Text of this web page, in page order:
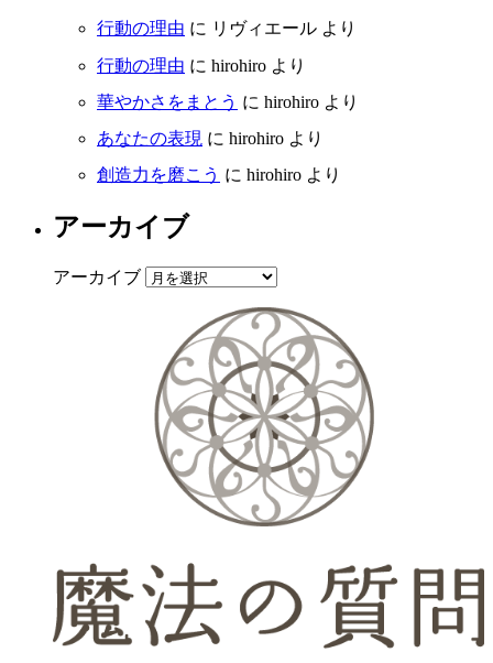
行動の理由 に リヴィエール より
行動の理由 に hirohiro より
華やかさをまとう に hirohiro より
あなたの表現 に hirohiro より
創造力を磨こう に hirohiro より
アーカイブ
アーカイブ